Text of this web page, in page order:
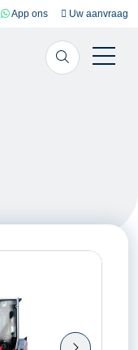
App ons Uw aanvraag